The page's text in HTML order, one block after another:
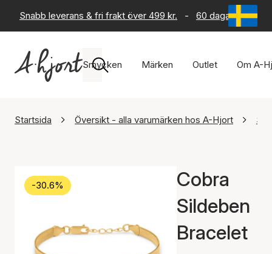
Snabb leverans & fri frakt över 499 kr. - 60 dagars
Smycken Märken Outlet Om A-
Startsida Översikt - alla varumärken hos A-Hjort
-30.6%
Cobra
Sildeben
Bracelet